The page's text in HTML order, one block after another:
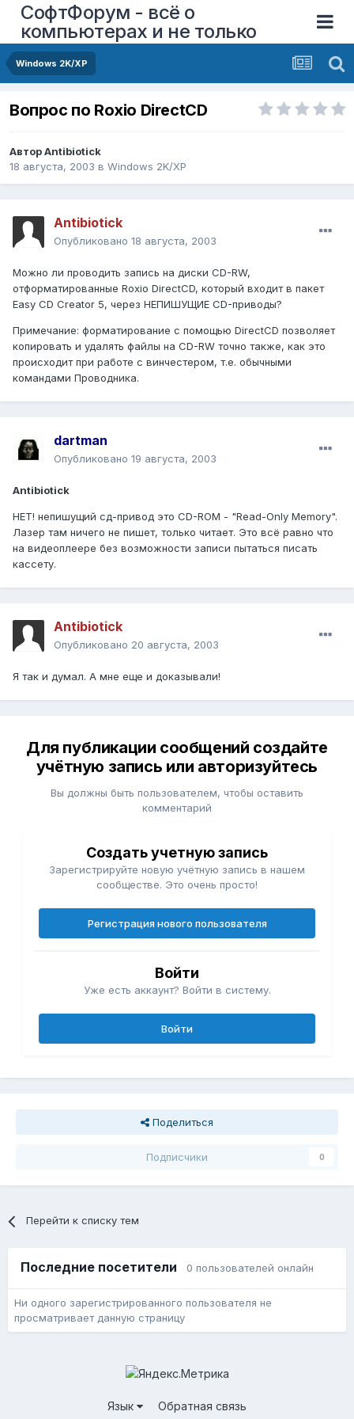
СофтФорум - всё о
компьютерах и не только
Windows 2K/XP
Вопрос по Roxio DirectCD
АвторAntibiotick
18 августа, 2003 в Windows 2K/XP
Antibiotick
Опубликовано 18 августа, 2003
Можно ли проводить запись на диски CD-RW,
отформатированные Roxio DirectCD, который входит в пакет
Easy CD Creator 5, через НЕПИШУЩИЕ CD-приводы?
Примечание: форматирование с помощью DirectCD позволяет
копировать и удалять файлы на CD-RW точно также, как это
происходит при работе с винчестером, т.е. обычными
командами Проводника.
dartman
Опубликовано 19 августа, 2003
Antibiotick
НЕТ! непишущий сд-привод это CD-ROM - "Read-Only Memory".
Лазер там ничего не пишет, только читает. Это всё равно что
на видеоплеере без возможности записи пытаться писать
кассету.
Antibiotick
Опубликовано 20 августа, 2003
Я так и думал. А мне еще и доказывали!
Для публикации сообщений создайте
учётную запись или авторизуйтесь
Вы должны быть пользователем, чтобы оставить
комментарий
Создать учетную запись
Зарегистрируйте новую учётную запись в нашем
сообществе. Это очень просто!
Регистрация нового пользователя
Войти
Уже есть аккаунт? Войти в систему.
Войти
Поделиться
Подписчики 0
Перейти к списку тем
Последние посетители 0 пользователей онлайн
Ни одного зарегистрированного пользователя не
просматривает данную страницу
Язык Обратная связь